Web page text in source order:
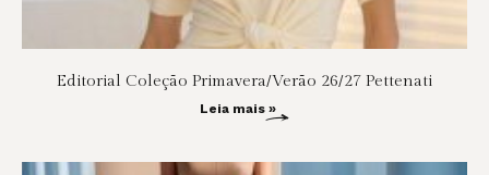
Editorial Coleção Primavera/Verão 26/27 Pettenati
Leia mais »